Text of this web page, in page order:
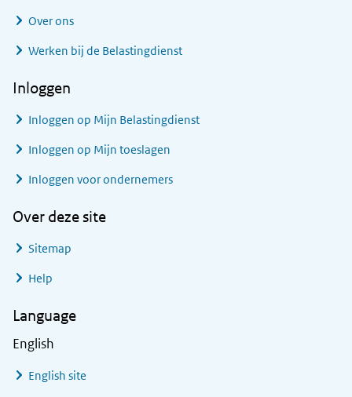
Over ons
Werken bij de Belastingdienst
Inloggen
Inloggen op Mijn Belastingdienst
Inloggen op Mijn toeslagen
Inloggen voor ondernemers
Over deze site
Sitemap
Help
Language
English
English site